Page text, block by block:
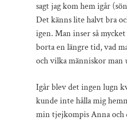
sagt jag kom hem igår
Det känns lite halvt bra
igen. Man inser så
borta en längre tid, vad
och vilka människor man
Igår blev det ingen lugn
kunde inte hålla mig
min tjejkompis Anna och